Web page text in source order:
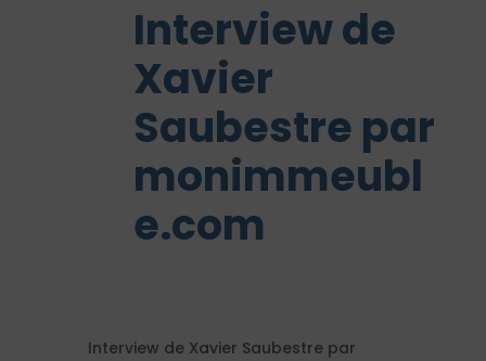
Interview de
Xavier
Saubestre par
monimmeubl
e.com
Interview de Xavier Saubestre par